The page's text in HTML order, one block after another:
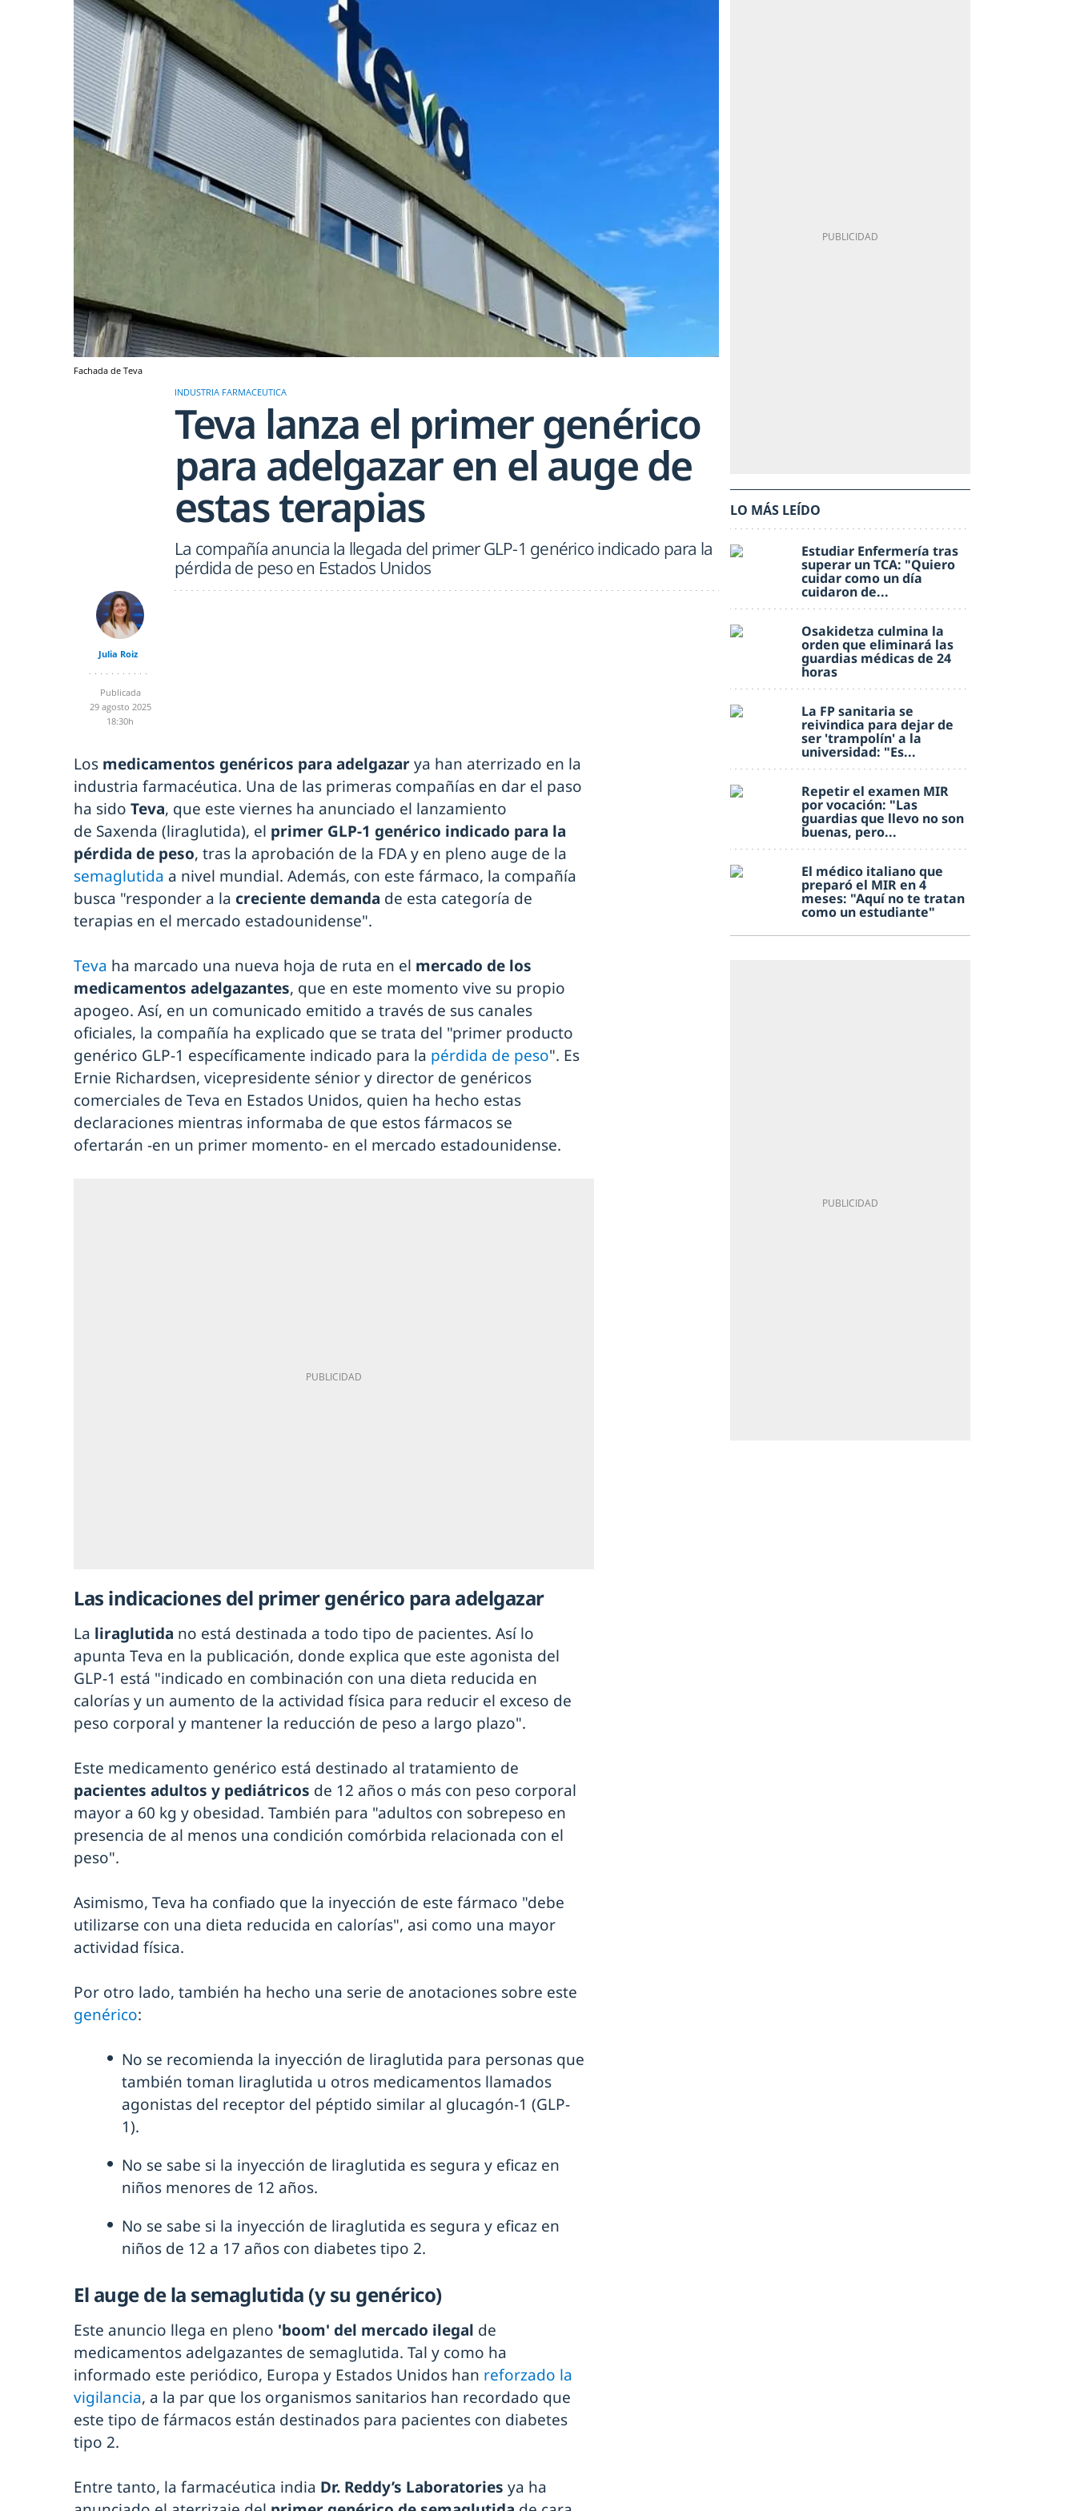
Fachada de Teva
INDUSTRIA FARMACEUTICA
Teva lanza el primer genérico
para adelgazar en el auge de
estas terapias
La compañía anuncia la llegada del primer GLP-1 genérico indicado para la
pérdida de peso en Estados Unidos
Julia Roiz
Publicada
29 agosto 2025
18:30h
Los medicamentos genéricos para adelgazarya han aterrizado en la
industria farmacéutica. Una de las primeras compañías en dar el paso
ha sido Teva, que este viernes ha anunciado el lanzamiento
de Saxenda (liraglutida), el primer GLP-1 genérico indicado para la
pérdida de peso, tras la aprobación de la FDA y en pleno auge de la
semaglutida a nivel mundial. Además, con este fármaco, la compañía
busca "responder a la creciente demanda de esta categoría de
terapias en el mercado estadounidense".
Teva ha marcado una nueva hoja de ruta en el mercado de los
medicamentos adelgazantes, que en este momento vive su propio
apogeo. Así, en un comunicado emitido a través de sus canales
oficiales, la compañía ha explicado que se trata del "primer producto
genérico GLP-1 específicamente indicado para la pérdida de peso". Es
Ernie Richardsen, vicepresidente sénior y director de genéricos
comerciales de Teva en Estados Unidos, quien ha hecho estas
declaraciones mientras informaba de que estos fármacos se
ofertarán -en un primer momento- en el mercado estadounidense.
Las indicaciones del primer genérico para adelgazar
La liraglutida no está destinada a todo tipo de pacientes. Así lo
apunta Teva en la publicación, donde explica que este agonista del
GLP-1 está "indicado en combinación con una dieta reducida en
calorías y un aumento de la actividad física para reducir el exceso de
peso corporal y mantener la reducción de peso a largo plazo".
Este medicamento genérico está destinado al tratamiento de
pacientes adultos y pediátricos de 12 años o más con peso corporal
mayor a 60 kg y obesidad. También para "adultos con sobrepeso en
presencia de al menos una condición comórbida relacionada con el
peso".
Asimismo, Teva ha confiado que la inyección de este fármaco "debe
utilizarse con una dieta reducida en calorías", asi como una mayor
actividad física.
Por otro lado, también ha hecho una serie de anotaciones sobre este
genérico:
No se recomienda la inyección de liraglutida para personas que
también toman liraglutida u otros medicamentos llamados
agonistas del receptor del péptido similar al glucagón-1 (GLP-
1).
No se sabe si la inyección de liraglutida es segura y eficaz en
niños menores de 12 años.
No se sabe si la inyección de liraglutida es segura y eficaz en
niños de 12 a 17 años con diabetes tipo 2.
El auge de la semaglutida (y su genérico)
Este anuncio llega en pleno 'boom' del mercado ilegal de
medicamentos adelgazantes de semaglutida. Tal y como ha
informado este periódico, Europa y Estados Unidos han reforzado la
vigilancia, a la par que los organismos sanitarios han recordado que
este tipo de fármacos están destinados para pacientes con diabetes
tipo 2.
Entre tanto, la farmacéutica india Dr. Reddy’s Laboratories ya ha
LO MÁS LEÍDO
Estudiar Enfermería tras
superar un TCA: "Quiero
cuidar como un día
cuidaron de...
Osakidetza culmina la
orden que eliminará las
guardias médicas de 24
horas
La FP sanitaria se
reivindica para dejar de
ser 'trampolín' a la
universidad: "Es...
Repetir el examen MIR
por vocación: "Las
guardias que llevo no son
buenas, pero...
El médico italiano que
preparó el MIR en 4
meses: "Aquí no te tratan
como un estudiante"